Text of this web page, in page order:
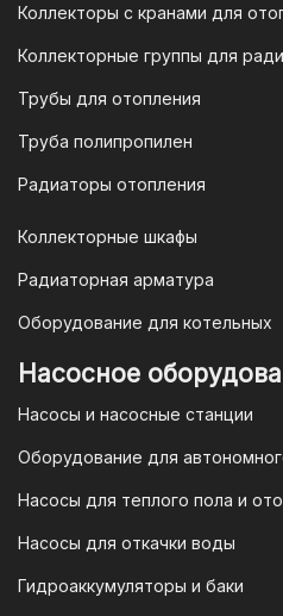
Коллекторы с кранами для
Коллекторные группы для
Трубы для отопления
Труба полипропилен
Радиаторы отопления
Коллекторные шкафы
Радиаторная арматура
Оборудование для котельных
Насосное
Насосы и насосные станции
Оборудование для
Насосы для теплого пола и
Насосы для откачки воды
Гидроаккумуляторы и баки